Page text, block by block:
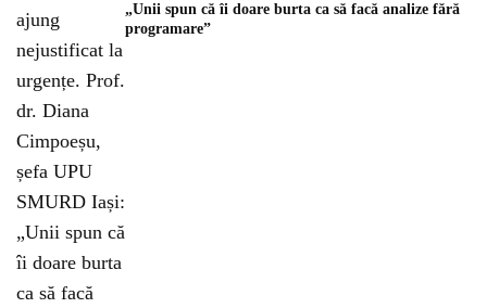
„Unii spun că îi doare burta ca să facă analize fără
programare”